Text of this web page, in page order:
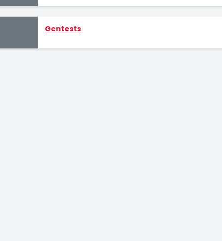
Gentests